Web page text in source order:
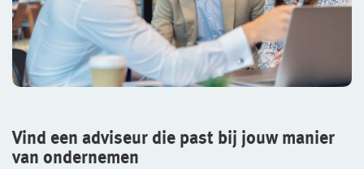
Vind een adviseur die past bij jouw manier
van ondernemen